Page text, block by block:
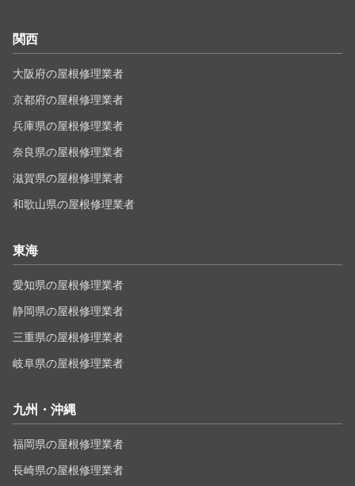
関西
大阪府の屋根修理業者
京都府の屋根修理業者
兵庫県の屋根修理業者
奈良県の屋根修理業者
滋賀県の屋根修理業者
和歌山県の屋根修理業者
東海
愛知県の屋根修理業者
静岡県の屋根修理業者
三重県の屋根修理業者
岐阜県の屋根修理業者
九州・沖縄
福岡県の屋根修理業者
長崎県の屋根修理業者